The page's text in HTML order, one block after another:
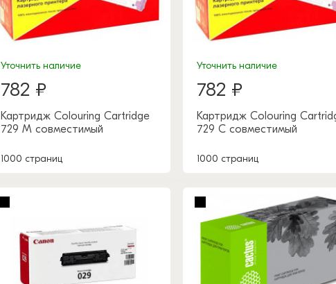
Уточнить наличие
782 ₽
Картридж Colouring Cartridge
729 M совместимый
1000 страниц
Уточнить наличие
782 ₽
Картридж Colouring
729 C совместимый
1000 страниц